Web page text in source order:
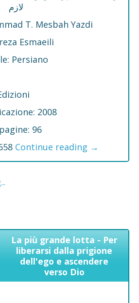
لازم
T. Mesbah Yazdi
Esmaeili
Persiano
2008
96
Continue reading →
La più grande lotta - Per
liberarsi dalla prigione
dell'ego e ascendere
verso Dio